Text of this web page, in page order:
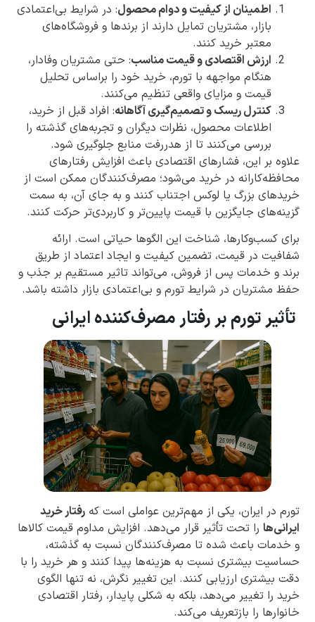
اطمینان از کیفیت و دوام محصول: در شرایط بی‌اعتمادی
بازار، مشتریان تمایل دارند از برندها و فروشگاه‌های
معتبر خرید کنند.
ارزش اقتصادی و قیمت مناسب: حتی مشتریان وفادار،
هنگام مواجهه با تورم، خرید خود را براساس تحلیل
قیمت و مزایای واقعی تنظیم می‌کنند.
کنترل ریسک و تصمیم‌گیری آگاهانه: افراد قبل از خرید،
اطلاعات محصول، نظرات دیگران و تجربه‌های گذشته را
بررسی می‌کنند تا از هدررفت منابع جلوگیری شود.
علاوه بر این، فشارهای اقتصادی باعث افزایش رفتارهای
محافظه‌کارانه در خرید می‌شود؛ مصرف‌کنندگان ممکن است از
خریدهای بزرگ یا لوکس اجتناب کنند و به جای آن، به سمت
گزینه‌های جایگزین با قیمت پایین‌تر و کاربردی‌تر حرکت کنند.
برای کسب‌وکارها، شناخت این الگوها حیاتی است. ارائه
شفافیت در قیمت، تضمین کیفیت و ایجاد اعتماد از طریق
برند و خدمات پس از فروش، می‌تواند تاثیر مستقیم بر جذب و
حفظ مشتریان در شرایط تورم و بی‌اعتمادی بازار داشته باشد.
تأثیر تورم بر رفتار مصرف‌کننده ایرانی
تورم در ایران، یکی از مهم‌ترین عواملی است که رفتار خرید
ایرانی‌ها را تحت تأثیر قرار می‌دهد. افزایش مداوم قیمت کالاها
و خدمات باعث شده تا مصرف‌کنندگان نسبت به گذشته،
حساسیت بیشتری نسبت به هزینه‌ها پیدا کنند و هر خرید را با
دقت بیشتری ارزیابی کنند. این تغییر نگرش، نه تنها الگوی
خرید را تغییر می‌دهد، بلکه به شکلی پایدار، رفتار اقتصادی
خانوارها را بازتعریف می‌کند.